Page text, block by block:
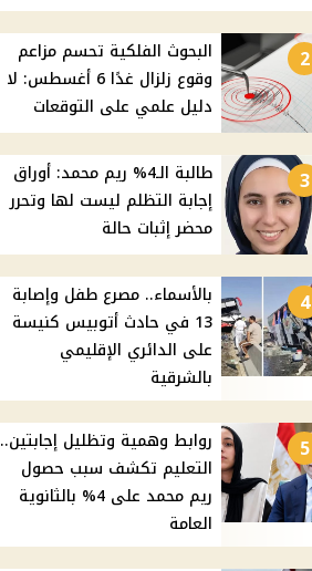
2
البحوث الفلكية تحسم مزاعم
وقوع زلزال غدًا 6 أغسطس: لا
دليل علمي على التوقعات
3
طالبة الـ4% ريم محمد: أوراق
إجابة التظلم ليست لها وتحرر
محضر إثبات حالة
4
بالأسماء.. مصرع طفل وإصابة
13 في حادث أتوبيس كنيسة
على الدائري الإقليمي
بالشرقية
5
روابط وهمية وتظليل إجابتين..
التعليم تكشف سبب حصول
ريم محمد على 4% بالثانوية
العامة